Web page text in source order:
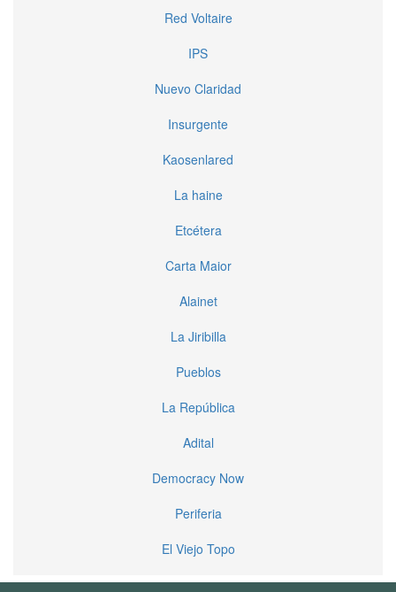
Red Voltaire
IPS
Nuevo Claridad
Insurgente
Kaosenlared
La haine
Etcétera
Carta Maior
Alainet
La Jiribilla
Pueblos
La República
Adital
Democracy Now
Periferia
El Viejo Topo